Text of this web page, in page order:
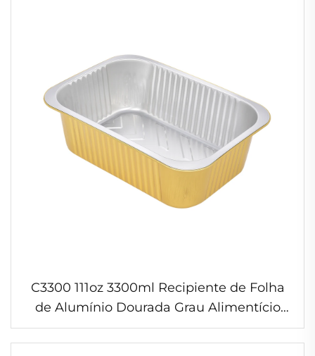
C3300 111oz 3300ml Recipiente de Folha
de Alumínio Dourada Grau Alimentício
Descartável para Catering Pan para
Cozimento & Assar para Embalagem